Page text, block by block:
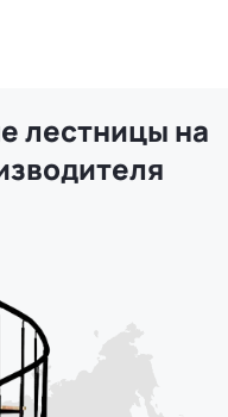
лестницы на